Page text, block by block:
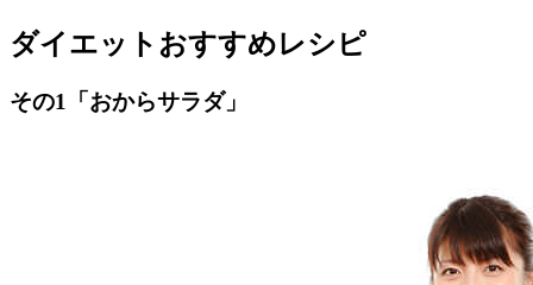
ダイエットおすすめレシピ
その1「おからサラダ」